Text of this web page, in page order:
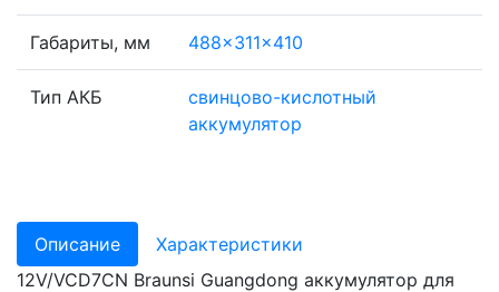
Габариты, мм 488x311x410
Тип АКБ
свинцово-кислотный
аккумулятор
Описание
Характеристики
12V/VCD7CN Braunsi Guangdong аккумулятор для